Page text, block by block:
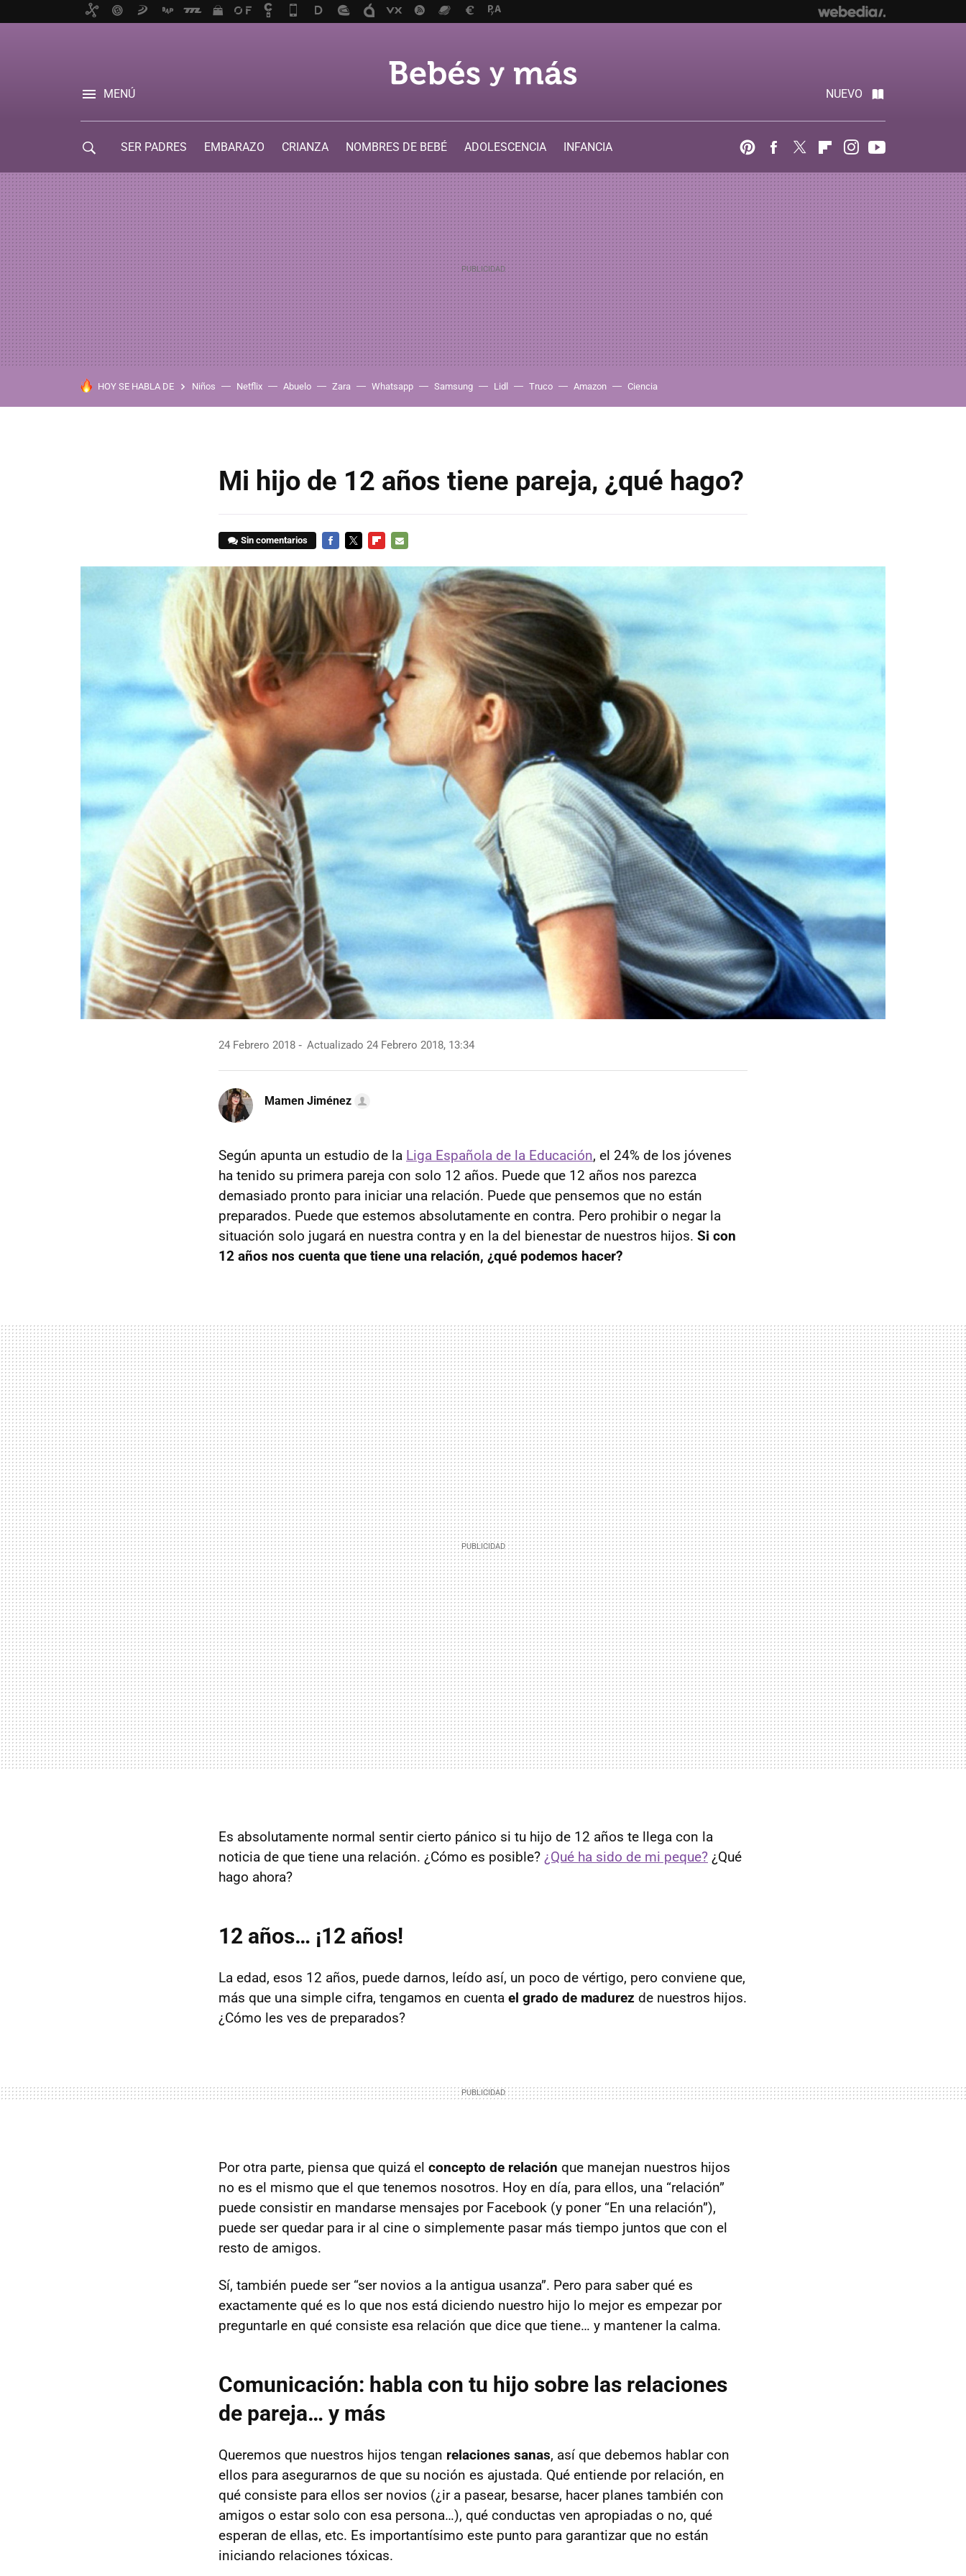
MENÚ NUEVO
SER PADRES EMBARAZO CRIANZA NOMBRES DE BEBÉ ADOLESCENCIA
INFANCIA
PinterestFacebook
Twitter FlipboardInstagram
HOY SE HABLA DE Niños Netflix Abuelo Zara Whatsapp Samsung Lidl Truco Amazon Ciencia
Mi hijo de 12 años tiene pareja, ¿qué hago?
Sin comentarios
24 Febrero 2018 Actualizado 24 Febrero 2018, 13:34
Mamen Jiménez
Según apunta un estudio de la Liga Española de la Educación, el 24% de los jóvenes
ha tenido su primera pareja con solo 12 años. Puede que 12 años nos parezca
demasiado pronto para iniciar una relación. Puede que pensemos que no están
preparados. Puede que estemos absolutamente en contra. Pero prohibir o negar la
situación solo jugará en nuestra contra y en la del bienestar de nuestros hijos. Si con
12 años nos cuenta que tiene una relación, ¿qué podemos hacer?
Es absolutamente normal sentir cierto pánico si tu hijo de 12 años te llega con la
noticia de que tiene una relación. ¿Cómo es posible? ¿Qué ha sido de mi peque? ¿Qué
hago ahora?
12 años… ¡12 años!
La edad, esos 12 años, puede darnos, leído así, un poco de vértigo, pero conviene que,
más que una simple cifra, tengamos en cuenta el grado de madurez de nuestros hijos.
¿Cómo les ves de preparados?
Por otra parte, piensa que quizá el concepto de relación que manejan nuestros hijos
no es el mismo que el que tenemos nosotros. Hoy en día, para ellos, una “relación”
puede consistir en mandarse mensajes por Facebook (y poner “En una relación”),
puede ser quedar para ir al cine o simplemente pasar más tiempo juntos que con el
resto de amigos.
Sí, también puede ser “ser novios a la antigua usanza”. Pero para saber qué es
exactamente qué es lo que nos está diciendo nuestro hijo lo mejor es empezar por
preguntarle en qué consiste esa relación que dice que tiene… y mantener la calma.
Comunicación: habla con tu hijo sobre las relaciones
de pareja… y más
Queremos que nuestros hijos tengan relaciones sanas, así que debemos hablar con
ellos para asegurarnos de que su noción es ajustada. Qué entiende por relación, en
qué consiste para ellos ser novios (¿ir a pasear, besarse, hacer planes también con
amigos o estar solo con esa persona…), qué conductas ven apropiadas o no, qué
esperan de ellas, etc. Es importantísimo este punto para garantizar que no están
iniciando relaciones tóxicas.